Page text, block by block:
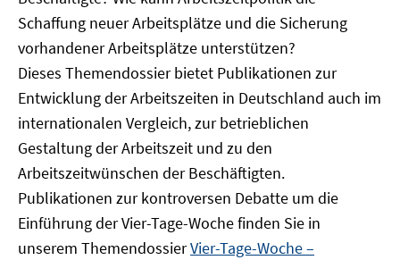
Schaffung neuer Arbeitsplätze und die Sicherung
vorhandener Arbeitsplätze unterstützen?
Dieses Themendossier bietet Publikationen zur
Entwicklung der Arbeitszeiten in Deutschland auch im
internationalen Vergleich, zur betrieblichen
Gestaltung der Arbeitszeit und zu den
Arbeitszeitwünschen der Beschäftigten.
Publikationen zur kontroversen Debatte um die
Einführung der Vier-Tage-Woche finden Sie in
unserem ThemendossierVier-Tage-Woche –